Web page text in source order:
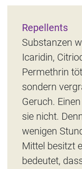
Repellents
Substanzen
Icaridin,
Permethrin
sondern
Geruch.
sie nicht.
wenigen
Mittel besitzt
bedeutet,